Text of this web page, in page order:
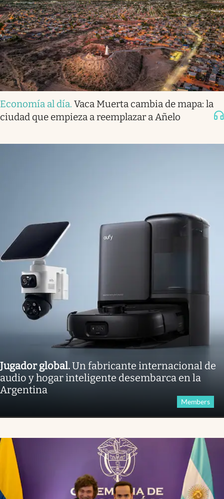
Economía al día. Vaca Muerta cambia de mapa: la
ciudad que empieza a reemplazar a Añelo
Jugador global.Un fabricante internacional de
audio y hogar inteligente desembarca en la
Argentina
Members